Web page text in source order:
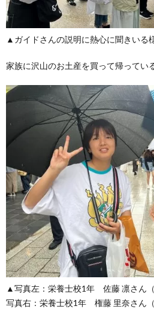
▲ガイドさんの説明に熱心に聞きいる
家族に沢山のお土産を買って帰ってい
▲写真左：栄養士校1年 佐藤 凛さん（
写真右：栄養士校1年 権藤 里奈さん（